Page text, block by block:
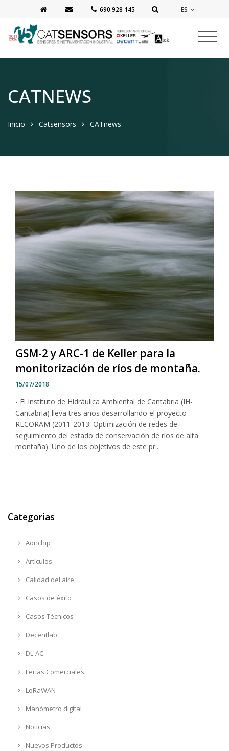
‭690 928 145‬ ES
CATNEWS
Inicio Catsensors CATnews
GSM-2 y ARC-1 de Keller para la
monitorización de ríos de montaña.
15/07/2018
- El Instituto de Hidráulica Ambiental de Cantabria (IH-
Cantabria) lleva tres años desarrollando el proyecto
RECORAM (2011-2013: Optimización de redes de
seguimiento del estado de conservación de ríos de alta
montaña). Uno de los objetivos de este pr...
Categorías
Aonchip
Artículos
Calidad del aire
Casos de éxito
Casos Técnicos
Decentlab
DL-AC
Ferias Comerciales
LoRaWAN
Manómetro digital
Noticias
Nuevos Productos